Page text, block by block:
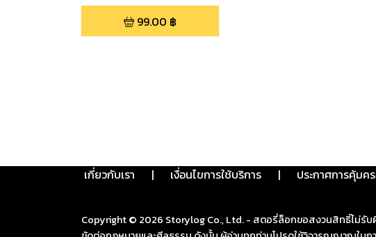
99.00 ฿
เกี่ยวกับเรา | เงื่อนไขการใช้บริการ | ประกาศการคุ้มค
Copyright © 2026 Storylog Co., Ltd. - สตอรี่ล็อกขอสงวนสิทธิ์ไม่รั